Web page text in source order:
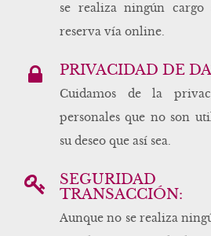
se realiza ningún
reserva vía online.
PRIVACIDAD DE
Cuidamos de la
personales que no son
su deseo que así sea.
TRANSACCIÓN:
Aunque no se realiza